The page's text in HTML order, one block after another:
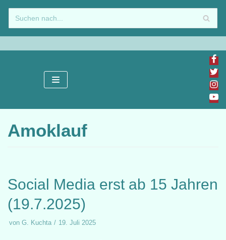
Zum
Inhalt
springen
Amoklauf
Social Media erst ab 15 Jahren
(19.7.2025)
von G. Kuchta 19. Juli 2025